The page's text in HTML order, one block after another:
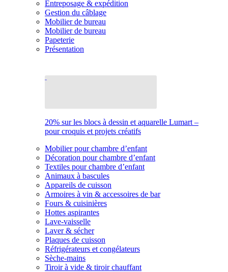
Entreposage & expédition
Gestion du câblage
Mobilier de bureau
Mobilier de bureau
Papeterie
Présentation
20% sur les blocs à dessin et aquarelle Lumart –
pour croquis et projets créatifs
Mobilier pour chambre d’enfant
Décoration pour chambre d’enfant
Textiles pour chambre d’enfant
Animaux à bascules
Appareils de cuisson
Armoires à vin & accessoires de bar
Fours & cuisinières
Hottes aspirantes
Lave-vaisselle
Laver & sécher
Plaques de cuisson
Réfrigérateurs et congélateurs
Sèche-mains
Tiroir à vide & tiroir chauffant